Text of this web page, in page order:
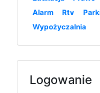
Alarm
Rtv
Wypożyczalnia
Logowanie